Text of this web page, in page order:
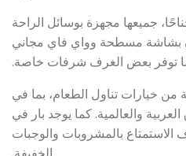
غرفة وجناحًا، جميعها مجهزة بوسائل الراحة
بشاشة مسطحة وواي فاي مجاني
توفر بعض الغرف شرفات خاصة.
من خيارات تناول الطعام، بما في
والعالمية. كما يوجد بار في
بالمشروبات والوجبات